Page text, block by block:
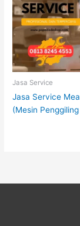
Jasa Service
Jasa Service
(Mesin